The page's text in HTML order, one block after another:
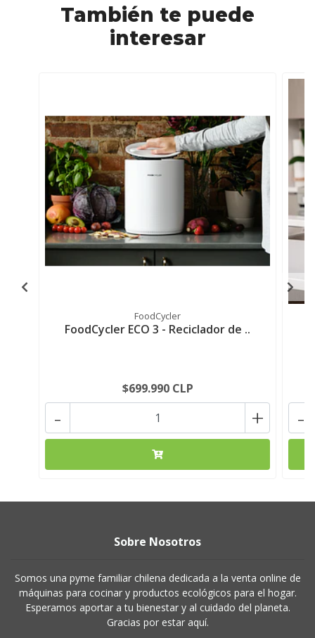
También te puede
interesar
FoodCycler
FoodCycler ECO 3 - Reciclador de ..
$699.990 CLP
+
- -
Sobre Nosotros
Somos una pyme familiar chilena dedicada a la venta online de
máquinas para cocinar y productos ecológicos para el hogar.
Esperamos aportar a tu bienestar y al cuidado del planeta.
Gracias por estar aquí.